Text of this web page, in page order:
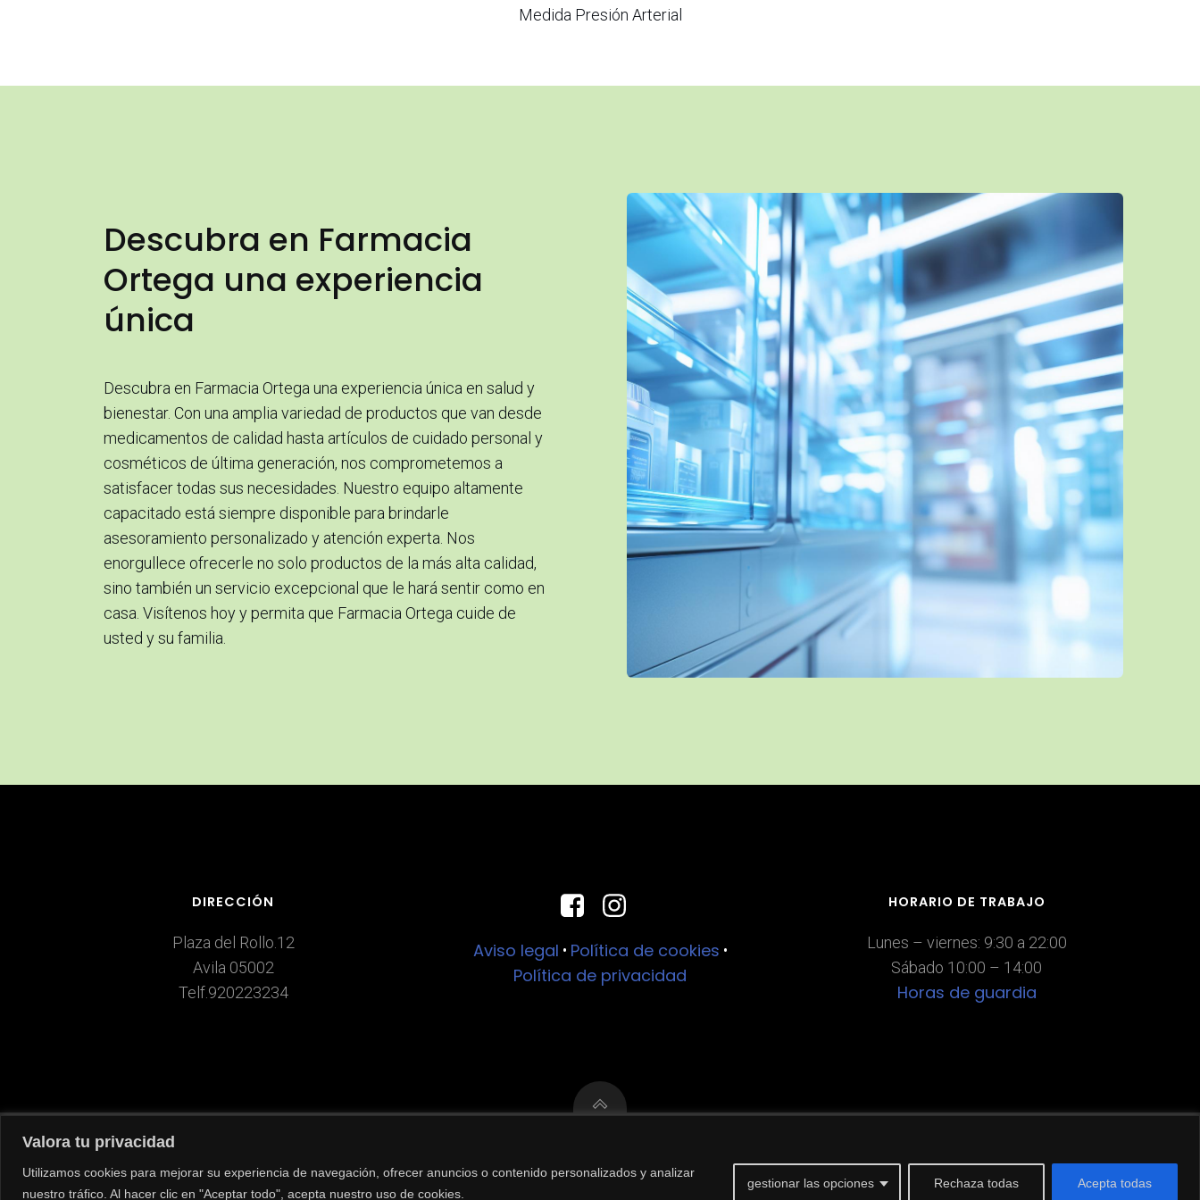
Valora tu privacidad
Utilizamos cookies para mejorar su experiencia de navegación, ofrecer anuncios o contenido personalizados y analizar
nuestro tráfico. Al hacer clic en "Aceptar todo", acepta nuestro uso de cookies.
gestionar las opciones Rechaza todas Acepta todas
Medida Presión Arterial
Descubra en Farmacia
Ortega una experiencia
única
Descubra en Farmacia Ortega una experiencia única en salud y
bienestar. Con una amplia variedad de productos que van desde
medicamentos de calidad hasta artículos de cuidado personal y
cosméticos de última generación, nos comprometemos a
satisfacer todas sus necesidades. Nuestro equipo altamente
capacitado está siempre disponible para brindarle
asesoramiento personalizado y atención experta. Nos
enorgullece ofrecerle no solo productos de la más alta calidad,
sino también un servicio excepcional que le hará sentir como en
casa. Visítenos hoy y permita que Farmacia Ortega cuide de
usted y su familia.
DIRECCIÓN
Plaza del Rollo.12
Avila 05002
Telf.920223234
Aviso legal • Política de cookies •
Política de privacidad
HORARIO DE TRABAJO
Lunes – viernes: 9:30 a 22:00
Sábado 10:00 – 14:00
Horas de guardia
© 2026 Farmacia Ortega. Creado por luzytextura